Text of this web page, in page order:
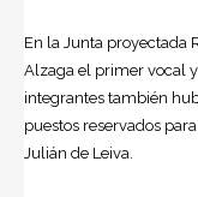
En la Junta proyectada
Alzaga el primer vocal
integrantes también
puestos reservados
Julián de Leiva.